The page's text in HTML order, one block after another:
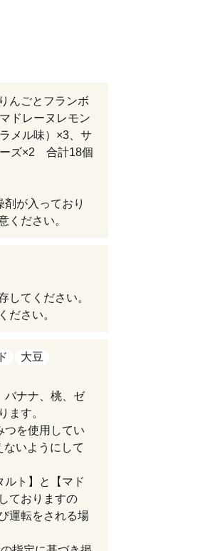
んごとフランボ
ドレーヌレモン
メル味）×3、サ
ーズ×2 合計18個
が入っており
ください。
してください。
ださい。
大豆
バナナ、桃、ゼ
ます。
つを使用してい
ないようにして
ルト】と【マド
ておりますの
運転をされる場